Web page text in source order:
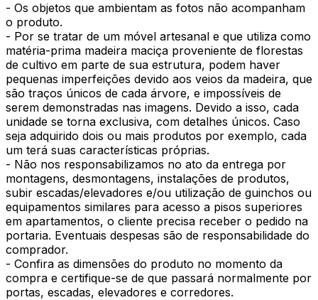
- Os objetos que ambientam as fotos não acompanham
o produto.
- Por se tratar de um móvel artesanal e que utiliza como
matéria-prima madeira maciça proveniente de florestas
de cultivo em parte de sua estrutura, podem haver
pequenas imperfeições devido aos veios da madeira, que
são traços únicos de cada árvore, e impossíveis de
serem demonstradas nas imagens. Devido a isso, cada
unidade se torna exclusiva, com detalhes únicos. Caso
seja adquirido dois ou mais produtos por exemplo, cada
um terá suas características próprias.
- Não nos responsabilizamos no ato da entrega por
montagens, desmontagens, instalações de produtos,
subir escadas/elevadores e/ou utilização de guinchos ou
equipamentos similares para acesso a pisos superiores
em apartamentos, o cliente precisa receber o pedido na
portaria. Eventuais despesas são de responsabilidade do
comprador.
- Confira as dimensões do produto no momento da
compra e certifique-se de que passará normalmente por
portas, escadas, elevadores e corredores.